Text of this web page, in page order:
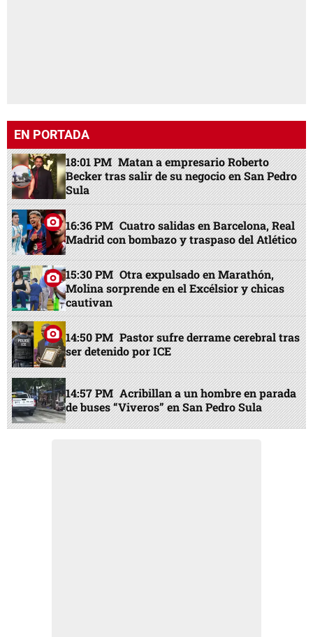
EN PORTADA
18:01 PM Matan a empresario Roberto
Becker tras salir de su negocio en San Pedro
Sula
16:36 PM Cuatro salidas en Barcelona, Real
Madrid con bombazo y traspaso del Atlético
15:30 PM Otra expulsado en Marathón,
Molina sorprende en el Excélsior y chicas
cautivan
14:50 PM Pastor sufre derrame cerebral tras
ser detenido por ICE
14:57 PM Acribillan a un hombre en parada
de buses “Viveros” en San Pedro Sula